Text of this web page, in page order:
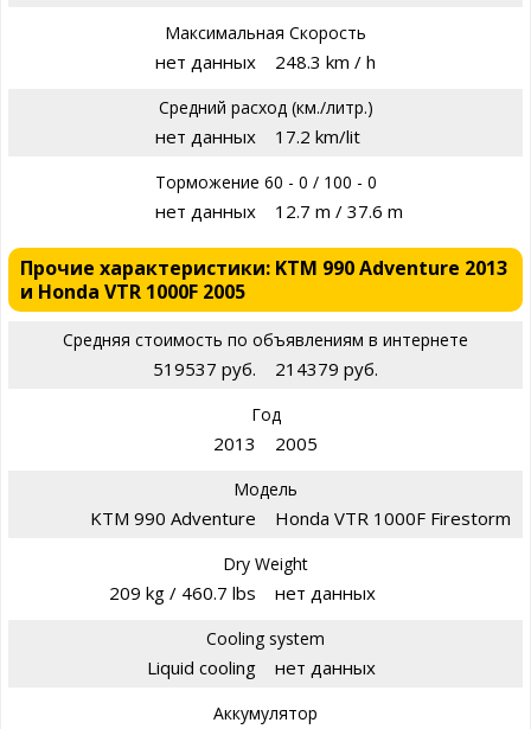
Максимальная Скорость
нет данных 248.3 km / h
Средний расход (км./литр.)
нет данных 17.2 km/lit
Торможение 60 - 0 / 100 - 0
нет данных 12.7 m / 37.6 m
Прочие характеристики: KTM 990 Adventure 2013
и Honda VTR 1000F 2005
Средняя стоимость по объявлениям в интернете
519537 руб. 214379 руб.
Год
2013 2005
Модель
KTM 990 Adventure Honda VTR 1000F Firestorm
Dry Weight
209 kg / 460.7 lbs нет данных
Cooling system
Liquid cooling нет данных
Аккумулятор